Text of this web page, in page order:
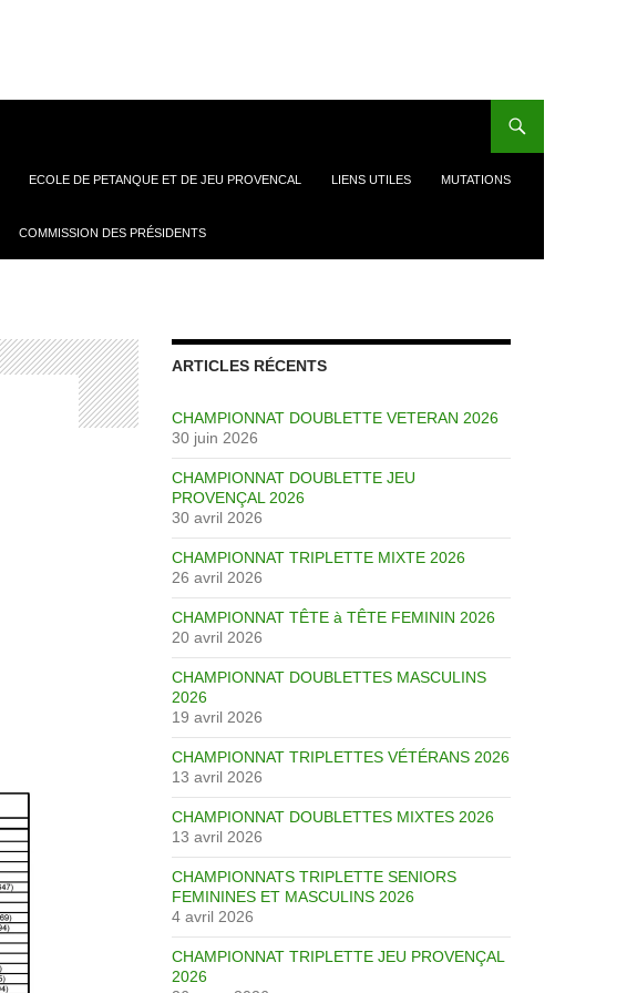
ECOLE DE PETANQUE ET DE JEU PROVENCAL LIENS UTILES MUTATIONS
COMMISSION DES PRÉSIDENTS
ARTICLES RÉCENTS
CHAMPIONNAT DOUBLETTE VETERAN 2026
30 juin 2026
CHAMPIONNAT DOUBLETTE JEU
PROVENÇAL 2026
30 avril 2026
CHAMPIONNAT TRIPLETTE MIXTE 2026
26 avril 2026
CHAMPIONNAT TÊTE à TÊTE FEMININ 2026
20 avril 2026
CHAMPIONNAT DOUBLETTES MASCULINS
2026
19 avril 2026
CHAMPIONNAT TRIPLETTES VÉTÉRANS 2026
13 avril 2026
CHAMPIONNAT DOUBLETTES MIXTES 2026
13 avril 2026
CHAMPIONNATS TRIPLETTE SENIORS
FEMININES ET MASCULINS 2026
4 avril 2026
CHAMPIONNAT TRIPLETTE JEU PROVENÇAL
2026